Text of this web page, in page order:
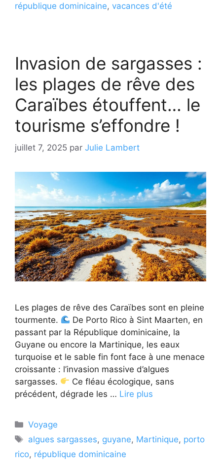
république dominicaine, vacances d'été
Invasion de sargasses :
les plages de rêve des
Caraïbes étouffent… le
tourisme s’effondre !
juillet 7, 2025 par Julie Lambert
Les plages de rêve des Caraïbes sont en pleine
tourmente.
De Porto Rico à Sint Maarten, en
passant par la République dominicaine, la
Guyane ou encore la Martinique, les eaux
turquoise et le sable fin font face à une menace
croissante : l’invasion massive d’algues
sargasses.
Ce fléau écologique, sans
précédent, dégrade les … Lire plus
Catégories
Voyage
Étiquettes
algues sargasses, guyane, Martinique, porto
rico, république dominicaine